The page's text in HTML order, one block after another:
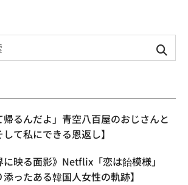
帰るんだよ」青空八百屋のおじさんと
て私にできる恩返し】
に映る面影》Netflix「恋は飴模様」
ったある韓国人女性の軌跡】